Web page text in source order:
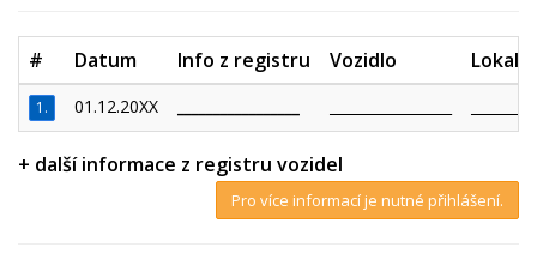
# Datum Info z registru Vozidlo
1. 01.12.20XX
+ další informace z registru vozidel
Pro více informací je nutné přihlášení.